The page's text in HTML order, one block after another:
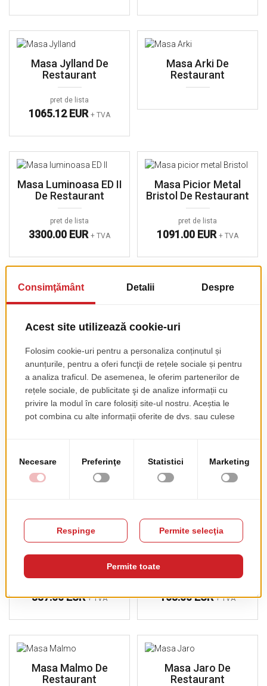
Masa Jylland De
Restaurant
pret de lista
1065.12 EUR + TVA
Masa Arki De
Restaurant
Masa Luminoasa ED II
De Restaurant
pret de lista
3300.00 EUR + TVA
Masa Picior Metal
Bristol De Restaurant
pret de lista
1091.00 EUR + TVA
Masa Ari De
3750.00 EUR + TVA 835.00 EUR+ TVA
pret de lista
173.00 EUR + TVA
Restaurant
837.00 EUR+ TVA
Restaurant
163.00 EUR+ TVA
Masa Malmo De
Restaurant
Masa Jaro De
Restaurant